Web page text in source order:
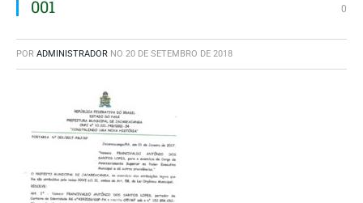
001 0
POR ADMINISTRADOR NO 20 DE SETEMBRO DE 2018